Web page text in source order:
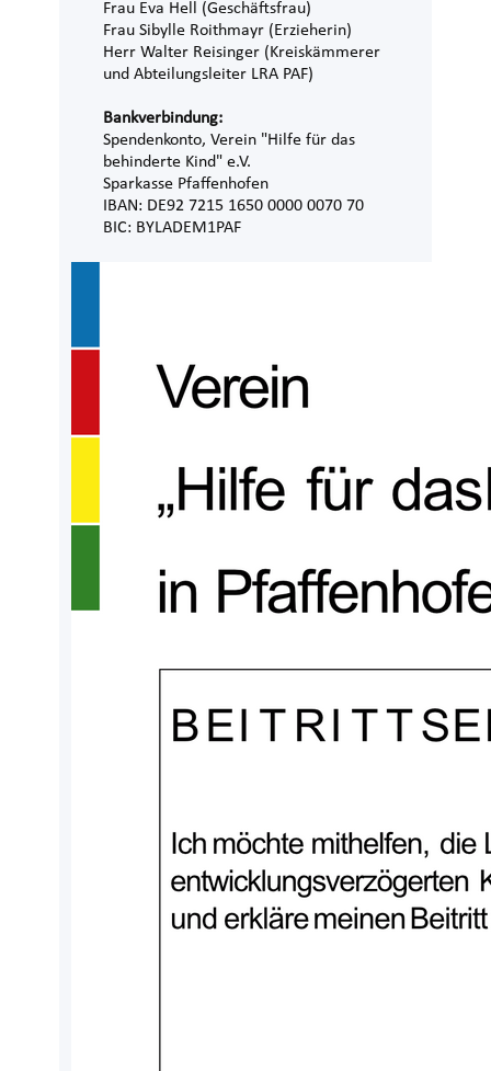
Frau Eva Hell (Geschäftsfrau)
Frau Sibylle Roithmayr (Erzieherin)
Herr Walter Reisinger (Kreiskämmerer
und Abteilungsleiter LRA PAF)
Bankverbindung:
Spendenkonto, Verein "Hilfe für das
behinderte Kind" e.V.
Sparkasse Pfaffenhofen
IBAN: DE92 7215 1650 0000 0070 70
BIC: BYLADEM1PAF